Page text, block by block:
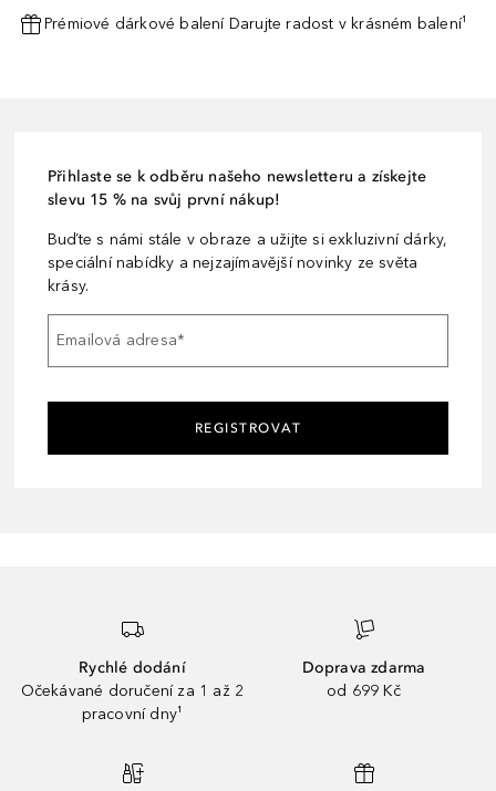
Prémiové dárkové balení Darujte radost v krásném balení¹
Přihlaste se k odběru našeho newsletteru a získejte
slevu 15 % na svůj první nákup!
Buďte s námi stále v obraze a užijte si exkluzivní dárky,
speciální nabídky a nejzajímavější novinky ze světa
krásy.
Emailová adresa*
REGISTROVAT
Rychlé dodání
Očekávané doručení za 1 až 2
pracovní dny¹
Doprava zdarma
od 699 Kč